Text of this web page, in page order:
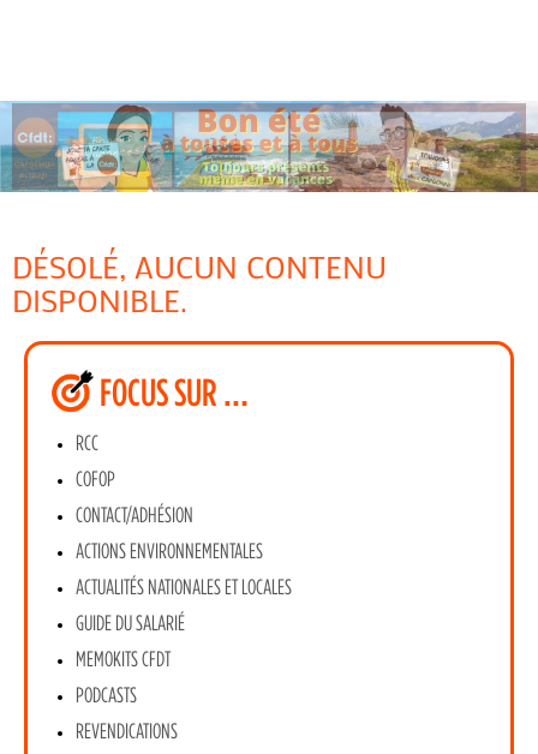
DÉSOLÉ, AUCUN CONTENU
DISPONIBLE.
FOCUS SUR …
RCC
COFOP
CONTACT/ADHÉSION
ACTIONS ENVIRONNEMENTALES
ACTUALITÉS NATIONALES ET LOCALES
GUIDE DU SALARIÉ
MEMOKITS CFDT
PODCASTS
REVENDICATIONS